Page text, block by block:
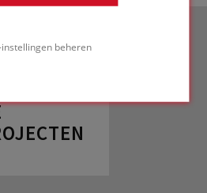
instellingen beheren